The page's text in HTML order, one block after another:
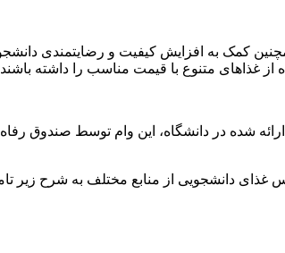
کمک به افزایش کیفیت و رضایتمندی
غذاهای متنوع با قیمت مناسب را داشته باشند
شده در دانشگاه، این وام توسط صندوق
غذای دانشجویی از منابع مختلف به شرح زیر